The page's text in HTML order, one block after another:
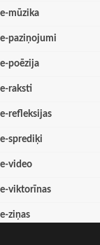
e-mūzika
e-paziņojumi
e-poēzija
e-raksti
e-refleksijas
e-sprediķi
e-video
e-viktorīnas
e-ziņas